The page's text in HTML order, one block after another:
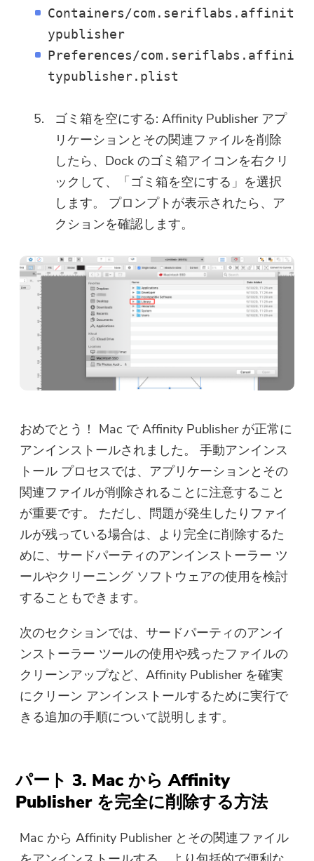
Containers/com.seriflabs.affinit
ypublisher
Preferences/com.seriflabs.affini
typublisher.plist
ゴミ箱を空にする: Affinity Publisher アプ
リケーションとその関連ファイルを削除
したら、Dock のゴミ箱アイコンを右クリ
ックして、「ゴミ箱を空にする」を選択
します。 プロンプトが表示されたら、ア
クションを確認します。
おめでとう！ Mac で Affinity Publisher が正常に
アンインストールされました。 手動アンインス
トール プロセスでは、アプリケーションとその
関連ファイルが削除されることに注意すること
が重要です。 ただし、問題が発生したりファイ
ルが残っている場合は、より完全に削除するた
めに、サードパーティのアンインストーラー ツ
ールやクリーニング ソフトウェアの使用を検討
することもできます。
次のセクションでは、サードパーティのアンイ
ンストーラー ツールの使用や残ったファイルの
クリーンアップなど、Affinity Publisher を確実
にクリーン アンインストールするために実行で
きる追加の手順について説明します。
パート 3. Mac から Affinity
Publisher を完全に削除する方法
Mac から Affinity Publisher とその関連ファイル
ご購読ありがとうございます。
ご購読ありがとうございます！
ダウンロードリンクとクーポンコー
ドがお客様のメールに送信されまし
た。購入ボタンをクリックして、ソ
フトウェアを直接購入することもで
きます。
今すぐ購入